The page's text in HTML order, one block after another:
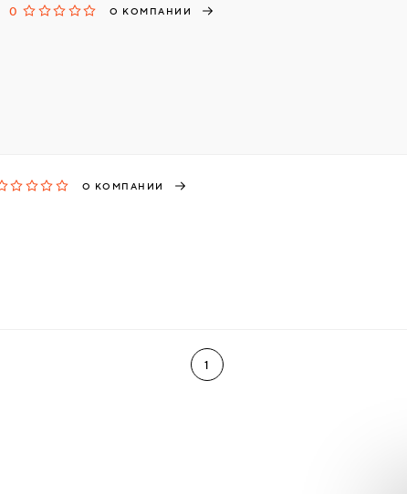
0 О КОМПАНИИ
О КОМПАНИИ
1